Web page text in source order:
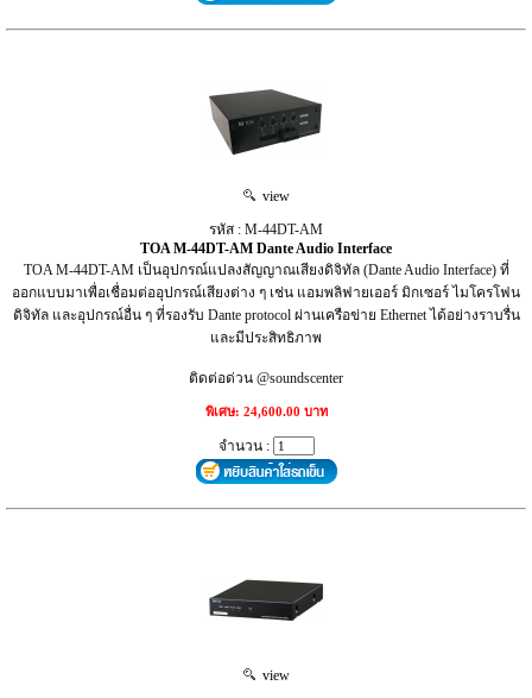
view
รหัส : M-44DT-AM
TOA M-44DT-AM Dante Audio Interface
TOA M-44DT-AM เป็นอุปกรณ์แปลงสัญญาณเสียงดิจิทัล (Dante Audio Interface) ที่
ออกแบบมาเพื่อเชื่อมต่ออุปกรณ์เสียงต่าง ๆ เช่น แอมพลิฟายเออร์ มิกเซอร์ ไมโครโฟน
ดิจิทัล และอุปกรณ์อื่น ๆ ที่รองรับ Dante protocol ผ่านเครือข่าย Ethernet ได้อย่างราบรื่น
และมีประสิทธิภาพ
ติดต่อด่วน @soundscenter
พิเศษ: 24,600.00 บาท
จำนวน :
view